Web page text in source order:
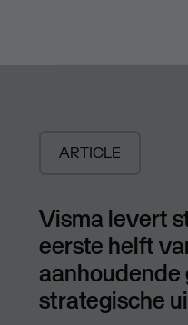
ARTICLE
Visma levert
eerste helft
aanhoudende
strategische